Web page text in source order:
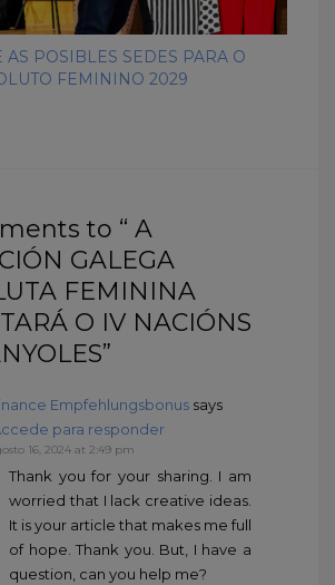
AS POSIBLES SEDES PARA O
FEMININO 2029
to “ A
GALEGA
FEMININA
O IV NACIÓNS
Empfehlungsbonus says
para responder
16, 2024 at 2:49 pm
Thank you for your sharing. I am
worried that I lack creative ideas.
It is your article that makes me full
of hope. Thank you. But, I have a
question, can you help me?